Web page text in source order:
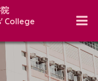
College